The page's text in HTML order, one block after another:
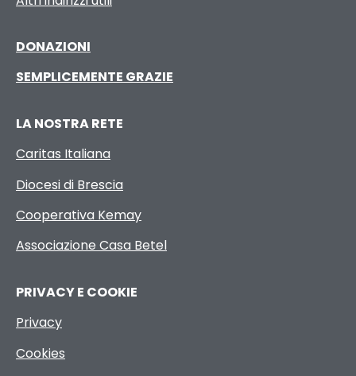
DONAZIONI
SEMPLICEMENTE GRAZIE
LA NOSTRA RETE
Caritas Italiana
Diocesi di Brescia
Cooperativa Kemay
Associazione Casa Betel
PRIVACY E COOKIE
Privacy
Cookies